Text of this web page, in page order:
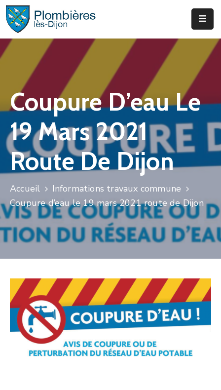
Municipalité
Services
Que
Faire
?
Infos
&
Actus
Coupure D’eau Le
19 Mars 2021
Route De Dijon
Accueil
Informations travaux commune
Coupure d’eau le 19 mars 2021 route de Dijon